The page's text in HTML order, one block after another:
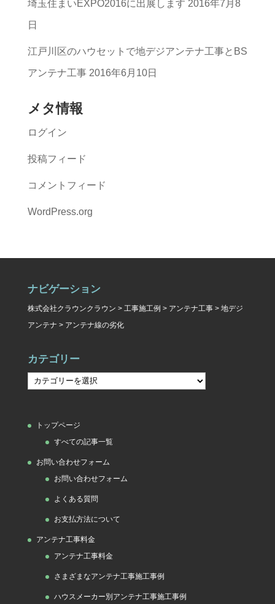
埼玉住まいEXPO2016に出展します 2016年7月8
日
江戸川区のハウセットで地デジアンテナ工事とBS
アンテナ工事 2016年6月10日
メタ情報
ログイン
投稿フィード
コメントフィード
WordPress.org
ナビゲーション
株式会社クラウンクラウン > 工事施工例 > アンテナ工事> 地デジ
アンテナ > アンテナ線の劣化
カテゴリー
リ
トップページ
すべての記事一覧
お問い合わせフォーム
お問い合わせフォーム
よくある質問
お支払方法について
アンテナ工事料金
アンテナ工事料金
さまざまなアンテナ工事施工事例
ハウスメーカー別アンテナ工事施工事例